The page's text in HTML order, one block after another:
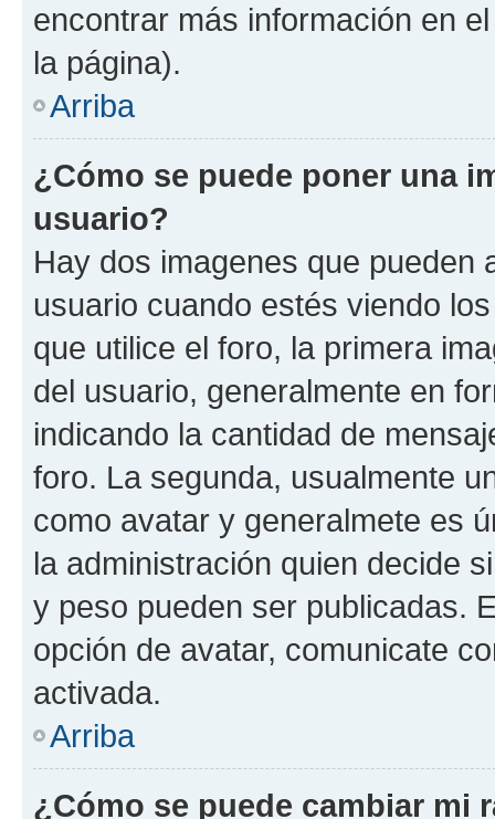
encontrar más información en
la página).
Arriba
¿Cómo se puede poner una
usuario?
Hay dos imagenes que pueden
usuario cuando estés viendo
que utilice el foro, la primera
del usuario, generalmente en
indicando la cantidad de
foro. La segunda, usualmente
como avatar y generalmete es
la administración quien decide
y peso pueden ser publicadas.
opción de avatar, comunicate
activada.
Arriba
¿Cómo se puede cambiar mi